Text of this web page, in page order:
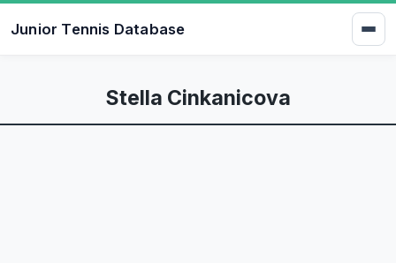
Junior Tennis Database
Stella Cinkanicova